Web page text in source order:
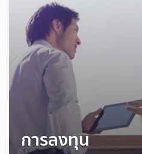
การลงทุน